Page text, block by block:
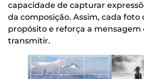
capacidade de capturar
da composição. Assim, cada
propósito e reforça a mensagem
transmitir.